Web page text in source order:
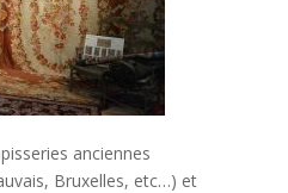
anciennes
Bruxelles, etc…) et